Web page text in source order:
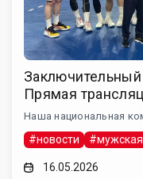
Заключительный
Прямая
Наша национальная
#новости
16.05.2026